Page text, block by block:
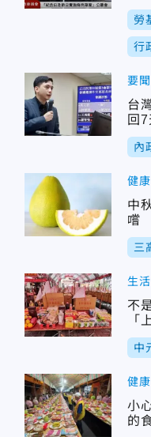
勞
行
要聞
台
回7
內
健康
中
嚐
三
生活
不
「
關
中
健康
小
的